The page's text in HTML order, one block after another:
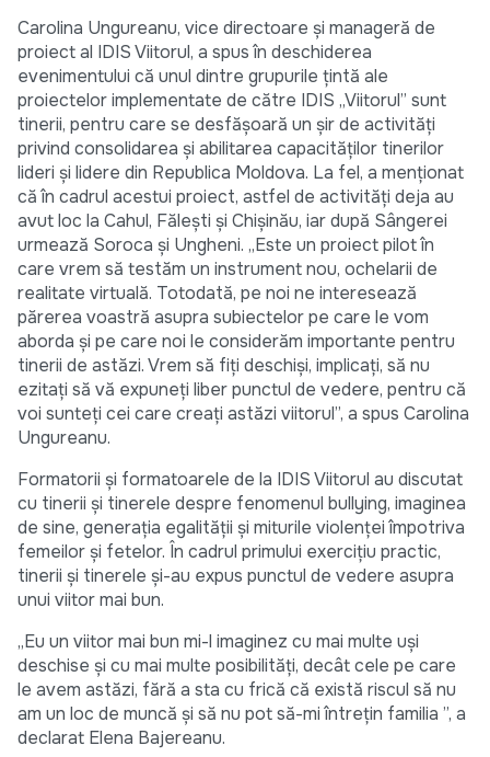
Carolina Ungureanu, vice directoare și manageră de
proiect al IDIS Viitorul, a spus în deschiderea
evenimentului că unul dintre grupurile țintă ale
proiectelor implementate de către IDIS „Viitorul” sunt
tinerii, pentru care se desfășoară un șir de activități
privind consolidarea și abilitarea capacităților tinerilor
lideri și lidere din Republica Moldova. La fel, a menționat
că în cadrul acestui proiect, astfel de activități deja au
avut loc la Cahul, Fălești și Chișinău, iar după Sângerei
urmează Soroca și Ungheni. „Este un proiect pilot în
care vrem să testăm un instrument nou, ochelarii de
realitate virtuală. Totodată, pe noi ne interesează
părerea voastră asupra subiectelor pe care le vom
aborda și pe care noi le considerăm importante pentru
tinerii de astăzi. Vrem să fiți deschiși, implicați, să nu
ezitați să vă expuneți liber punctul de vedere, pentru că
voi sunteți cei care creați astăzi viitorul”, a spus Carolina
Ungureanu.
Formatorii și formatoarele de la IDIS Viitorul au discutat
cu tinerii și tinerele despre fenomenul bullying, imaginea
de sine, generația egalității și miturile violenței împotriva
femeilor și fetelor. În cadrul primului exercițiu practic,
tinerii și tinerele și-au expus punctul de vedere asupra
unui viitor mai bun.
„Eu un viitor mai bun mi-l imaginez cu mai multe uși
deschise și cu mai multe posibilități, decât cele pe care
le avem astăzi, fără a sta cu frică că există riscul să nu
am un loc de muncă și să nu pot să-mi întrețin familia ”, a
declarat Elena Bajereanu.